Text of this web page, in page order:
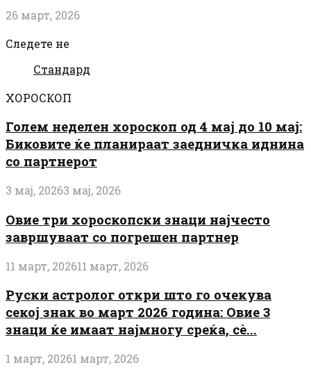
26 март, 2026
Следете не
Стандард
ХОРОСКОП
Голем неделен хороскоп од 4 мај до 10 мај:
Биковите ќе планираат заедничка иднина
со партнерот
3 мај, 20263 мај, 2026
Овие три хороскопски знаци најчесто
завршуваат со погрешен партнер
11 март, 202611 март, 2026
Руски астролог откри што го очекува
секој знак во март 2026 година: Овие 3
знаци ќе имаат најмногу среќа, сè...
1 март, 20261 март, 2026